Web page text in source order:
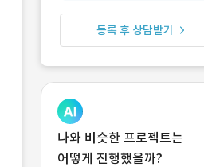
등록 후 상담받기
나와 비슷한 프로젝트는
어떻게 진행했을까?